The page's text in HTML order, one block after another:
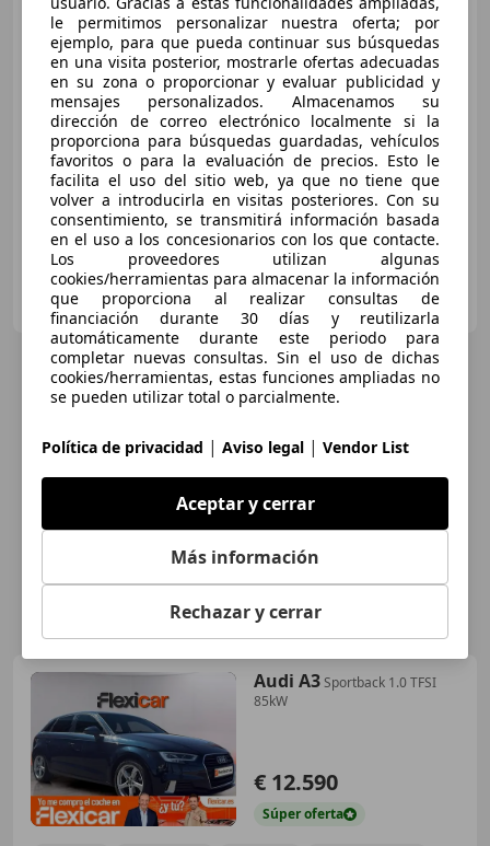
Audi A3Sportback 30 TDI
85kW
€ 13.490
Súperoferta
07/2019 138.773 km Diésel 85 kW (116 CV)
FLEXICAR ASTURIAS.
ES-33010 OVIEDO
Audi A3Sportback 1.0 TFSI
85kW
€ 12.590
Súperoferta
le permitimos personalizar nuestra oferta; por
ejemplo, para que pueda continuar sus búsquedas
en una visita posterior, mostrarle ofertas adecuadas
en su zona o proporcionar y evaluar publicidad y
mensajes personalizados. Almacenamos su
dirección de correo electrónico localmente si la
proporciona para búsquedas guardadas, vehículos
favoritos o para la evaluación de precios. Esto le
facilita el uso del sitio web, ya que no tiene que
volver a introducirla en visitas posteriores. Con su
consentimiento, se transmitirá información basada
en el uso a los concesionarios con los que contacte.
Los proveedores utilizan algunas
cookies/herramientas para almacenar la información
que proporciona al realizar consultas de
financiación durante 30 días y reutilizarla
automáticamente durante este periodo para
completar nuevas consultas. Sin el uso de dichas
cookies/herramientas, estas funciones ampliadas no
se pueden utilizar total o parcialmente.
Política de privacidad | Aviso legal | Vendor List
Aceptar y cerrar
Más información
Rechazar y cerrar